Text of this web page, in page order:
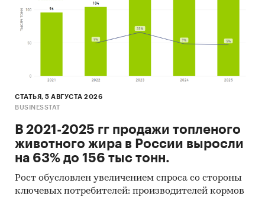
СТАТЬЯ, 5 АВГУСТА 2026
BUSINESSTAT
В 2021-2025 гг продажи топленого
животного жира в России выросли
на 63% до 156 тыс тонн.
Рост обусловлен увеличением спроса со стороны
ключевых потребителей: производителей кормов